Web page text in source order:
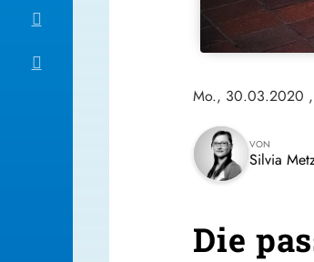
Mo., 30.03.2020
VON
Silvia
Die